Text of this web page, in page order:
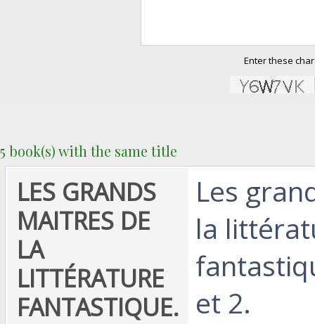
Enter these
5 book(s) with the same title
‎LES GRANDS
MAITRES DE
LA
LITTÉRATURE
FANTASTIQUE.
‎Les
la
et 2.‎